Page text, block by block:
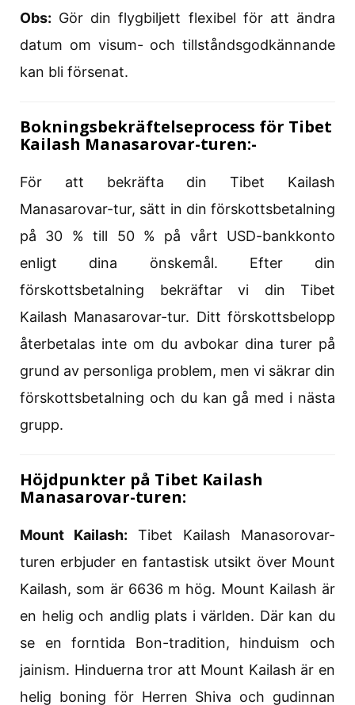
Obs: Gör din flygbiljett flexibel för att ändra
datum om visum- och tillståndsgodkännande
kan bli försenat.
Bokningsbekräftelseprocess för Tibet
Kailash Manasarovar-turen:-
För att bekräfta din Tibet Kailash
Manasarovar-tur, sätt in din förskottsbetalning
på 30 % till 50 % på vårt USD-bankkonto
enligt dina önskemål. Efter din
förskottsbetalning bekräftar vi din Tibet
Kailash Manasarovar-tur. Ditt förskottsbelopp
återbetalas inte om du avbokar dina turer på
grund av personliga problem, men vi säkrar din
förskottsbetalning och du kan gå med i nästa
grupp.
Höjdpunkter på Tibet Kailash
Manasarovar-turen:
Mount Kailash: Tibet Kailash Manasorovar-
turen erbjuder en fantastisk utsikt över Mount
Kailash, som är 6636 m hög. Mount Kailash är
en helig och andlig plats i världen. Där kan du
se en forntida Bon-tradition, hinduism och
jainism. Hinduerna tror att Mount Kailash är en
helig boning för Herren Shiva och gudinnan